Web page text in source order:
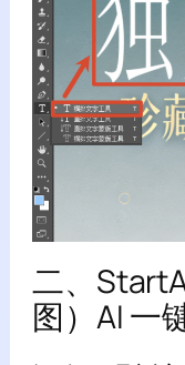
二、
图）AI 一